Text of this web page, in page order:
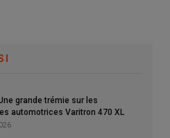
6 000 litres de capacité dans
grande trémie sur les
automotrices Varitron 470 XL